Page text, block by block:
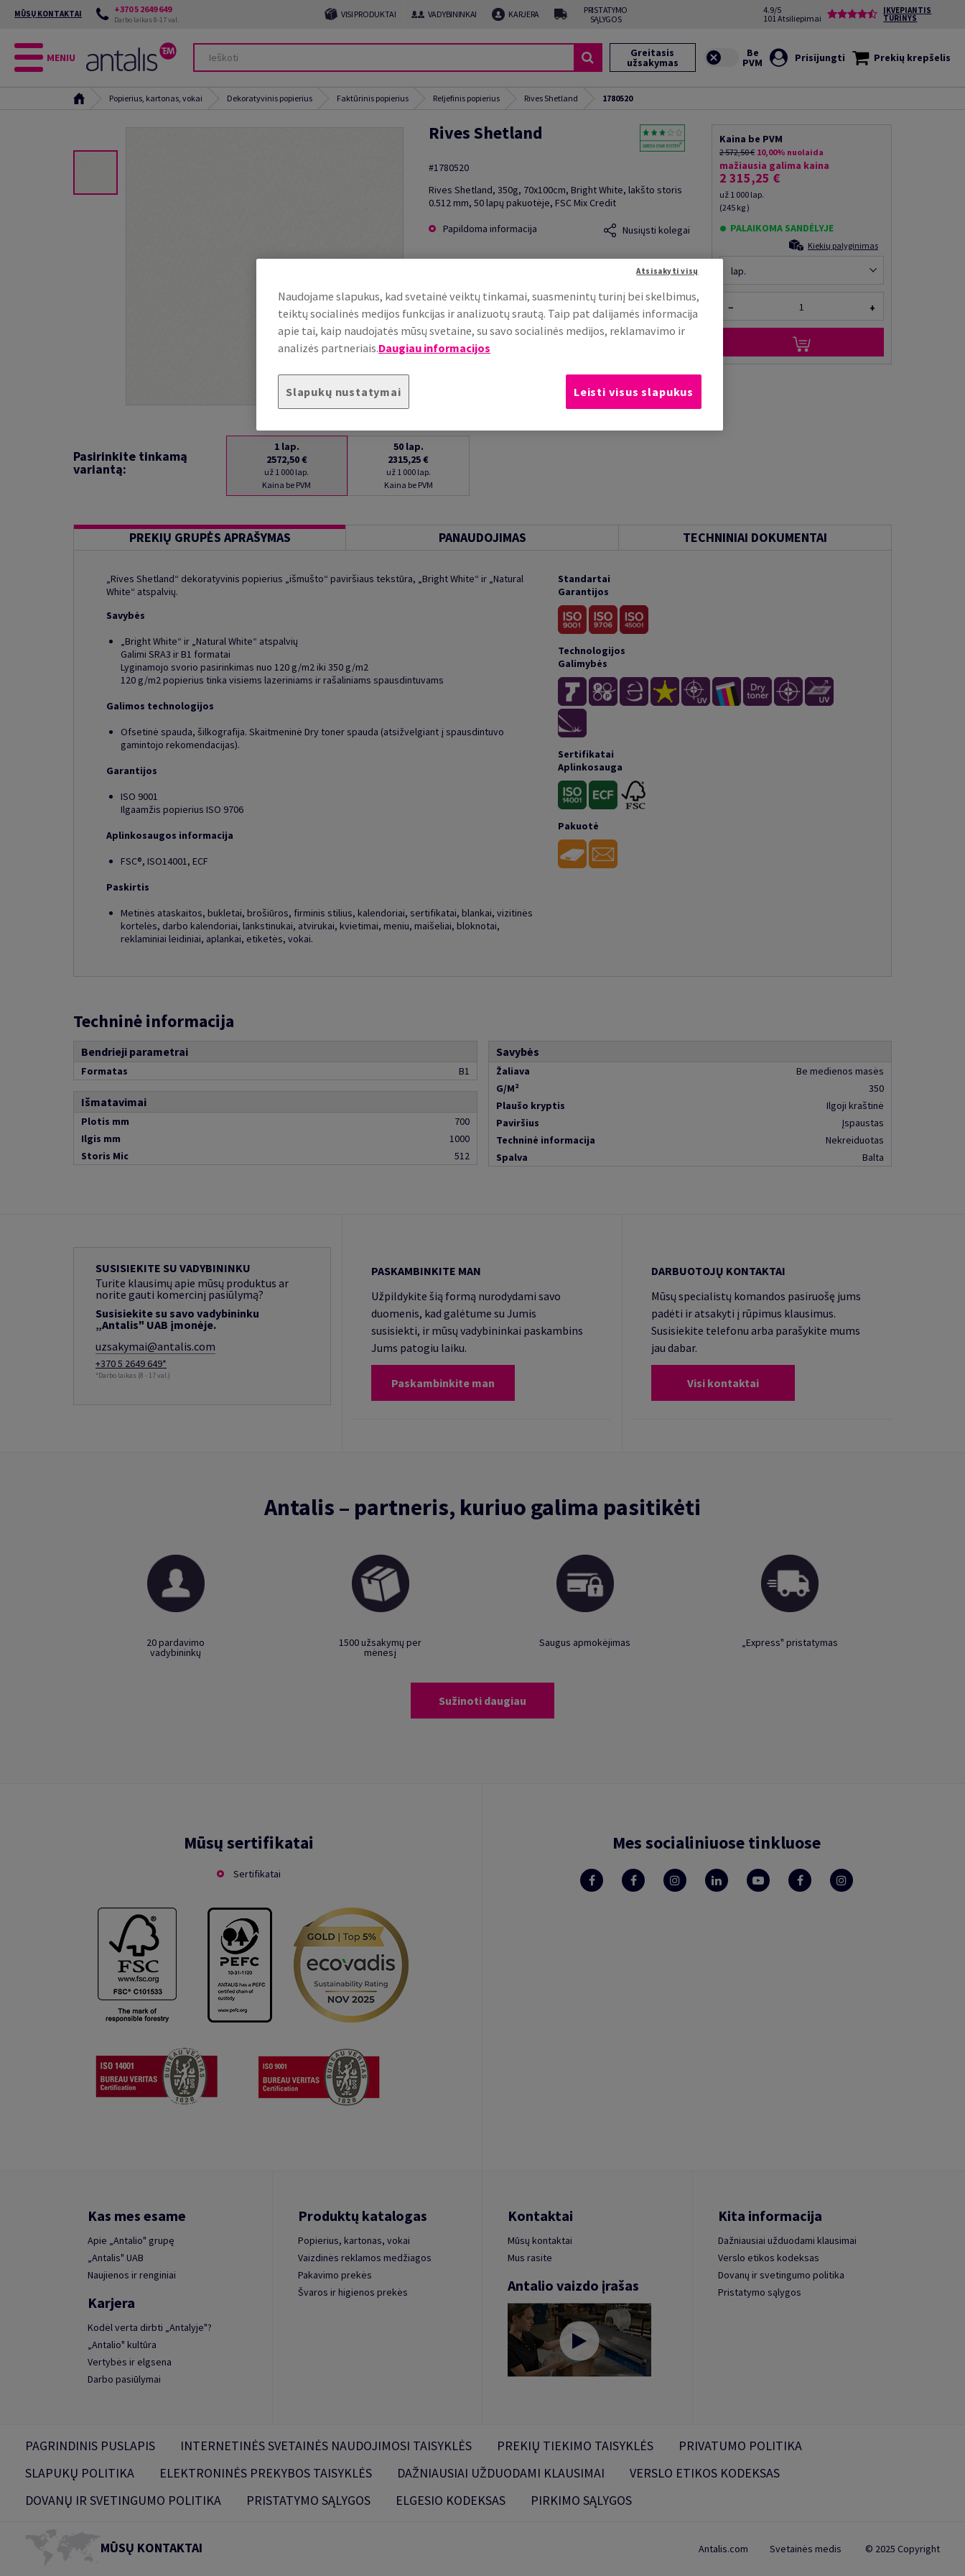
MŪSŲ KONTAKTAI +370 5 2649 649
Darbo laikas 8-17 val. VISI PRODUKTAI VADYBININKAI KARJERA
PRISTATYMO
SĄLYGOS
4.9/5
101 Atsiliepimai
ĮKVEPIANTIS
TURINYS
MENIU Greitasis
užsakymas Prisijungti Prekių krepšelis
Popierius, kartonas, vokai Dekoratyvinis popierius Faktūrinis popierius Reljefinis popierius Rives Shetland 1780520
Rives Shetland
#1780520
Rives Shetland, 350g, 70x100cm, Bright White, lakšto storis
0.512 mm, 50 lapų pakuotėje, FSC Mix Credit
Papildoma informacija
Nusiųsti kolegai
Kaina be PVM
2 572,50 € 10,00% nuolaida
mažiausia galima kaina
2 315,25 €
už 1 000 lap.
(245 kg )
PALAIKOMA SANDĖLYJE
Kiekių palyginimas
lap.
− +
Pasirinkite tinkamą
variantą:
1 lap.
2572,50 €
už 1 000 lap.
Kaina be PVM
50 lap.
2315,25 €
už 1 000 lap.
Kaina be PVM
PREKIŲ GRUPĖS APRAŠYMAS PANAUDOJIMAS TECHNINIAI DOKUMENTAI
„Rives Shetland“ dekoratyvinis popierius „išmušto“ paviršiaus tekstūra, „Bright White“ ir „Natural
White“ atspalvių.
Savybės
„Bright White“ ir „Natural White“ atspalvių
Galimi SRA3 ir B1 formatai
Lyginamojo svorio pasirinkimas nuo 120 g/m2 iki 350 g/m2
120 g/m2 popierius tinka visiems lazeriniams ir rašaliniams spausdintuvams
Galimos technologijos
Ofsetinė spauda, šilkografija. Skaitmeninė Dry toner spauda (atsižvelgiant į spausdintuvo
gamintojo rekomendacijas).
Garantijos
ISO 9001
Ilgaamžis popierius ISO 9706
Aplinkosaugos informacija
FSC®, ISO14001, ECF
Paskirtis
Metinės ataskaitos, bukletai, brošiūros, firminis stilius, kalendoriai, sertifikatai, blankai, vizitinės
kortelės, darbo kalendoriai, lankstinukai, atvirukai, kvietimai, meniu, maišeliai, bloknotai,
reklaminiai leidiniai, aplankai, etiketės, vokai.
Standartai
Garantijos
Technologijos
Galimybės
Sertifikatai
Aplinkosauga
Pakuotė
Techninė informacija
Bendrieji parametrai
Formatas B1
Išmatavimai
Plotis mm
700
Ilgis mm
1000
Storis Mic
512
Savybės
Žaliava
Be medienos masės
G/M²
350
Plaušo kryptis
Ilgoji kraštinė
Paviršius
Įspaustas
Techninė informacija
Nekreiduotas
Spalva
Balta
SUSISIEKITE SU VADYBININKU
Turite klausimų apie mūsų produktus ar
norite gauti komercinį pasiūlymą?
Susisiekite su savo vadybininku
„Antalis" UAB įmonėje.
uzsakymai@antalis.com
+370 5 2649 649*
*Darbo laikas (8 - 17 val.)
PASKAMBINKITE MAN
Užpildykite šią formą nurodydami savo
duomenis, kad galėtume su Jumis
susisiekti, ir mūsų vadybininkai paskambins
Jums patogiu laiku.
Paskambinkite man
DARBUOTOJŲ KONTAKTAI
Mūsų specialistų komandos pasiruošę jums
padėti ir atsakyti į rūpimus klausimus.
Susisiekite telefonu arba parašykite mums
jau dabar.
Visi kontaktai
Antalis – partneris, kuriuo galima pasitikėti
20 pardavimo
vadybininkų
1500 užsakymų per
mėnesį
Saugus apmokėjimas „Express" pristatymas
Sužinoti daugiau
Mūsų sertifikatai
Sertifikatai
Mes socialiniuose tinkluose
Kas mes esame
Apie „Antalio" grupę
„Antalis" UAB
Naujienos ir renginiai
Karjera
Kodėl verta dirbti „Antalyje"?
„Antalio" kultūra
Vertybės ir elgsena
Darbo pasiūlymai
Produktų katalogas
Popierius, kartonas, vokai
Vaizdinės reklamos medžiagos
Pakavimo prekės
Švaros ir higienos prekės
Kontaktai
Mūsų kontaktai
Mus rasite
Antalio vaizdo įrašas
Kita informacija
Dažniausiai užduodami klausimai
Verslo etikos kodeksas
Dovanų ir svetingumo politika
Pristatymo sąlygos
PAGRINDINIS PUSLAPIS INTERNETINĖS SVETAINĖS NAUDOJIMOSI TAISYKLĖS PREKIŲ TIEKIMO TAISYKLĖS
PRIVATUMO POLITIKA
SLAPUKŲ POLITIKA
ELEKTRONINĖS PREKYBOS TAISYKLĖS DAŽNIAUSIAI UŽDUODAMI KLAUSIMAI
VERSLO ETIKOS KODEKSAS
DOVANŲ IR SVETINGUMO POLITIKA
PRISTATYMO SĄLYGOS ELGESIO KODEKSAS PIRKIMO SĄLYGOS
MŪSŲ KONTAKTAI Antalis.com Svetainės medis © 2025 Copyright
Naudojame slapukus, kad svetainė veiktų tinkamai, suasmenintų turinį bei skelbimus,
teiktų socialinės medijos funkcijas ir analizuotų srautą. Taip pat dalijamės informacija
apie tai, kaip naudojatės mūsų svetaine, su savo socialinės medijos, reklamavimo ir
analizės partneriais.Daugiau informacijos
Slapukų nustatymai
Atsisakyti visų
Leisti visus slapukus